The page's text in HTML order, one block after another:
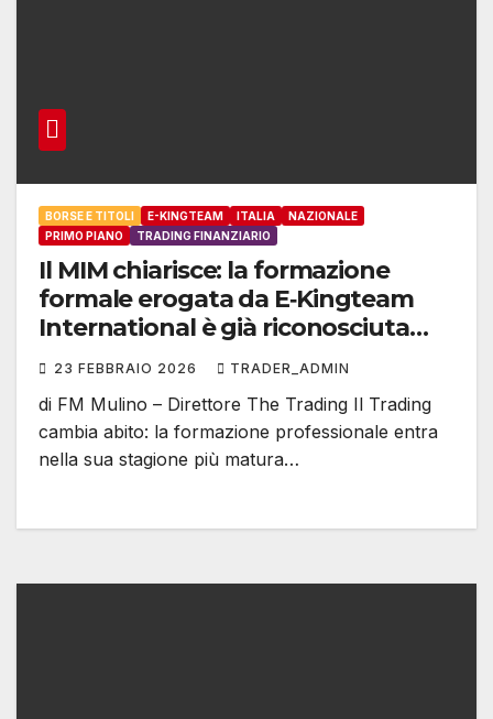
BORSE E TITOLI E-KINGTEAM ITALIA
NAZIONALE
PRIMO PIANO
TRADING FINANZIARIO
Il MIM chiarisce: la formazione
formale erogata da E‑Kingteam
International è già riconosciuta
dalla legge
23 FEBBRAIO 2026 TRADER_ADMIN
di FM Mulino – Direttore The Trading Il Trading
cambia abito: la formazione professionale entra
nella sua stagione più matura…